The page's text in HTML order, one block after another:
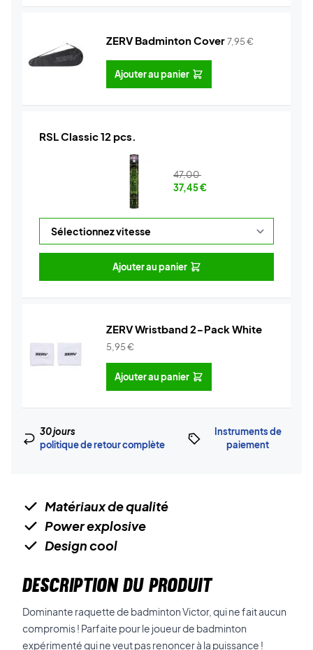
ZERV Badminton Cover7,95€
Ajouter au panier
RSL Classic 12 pcs.
47,00
37,45€
Ajouter au panier
ZERV Wristband 2-Pack White
5,95€
Ajouter au panier
30 jours
politique de retour complète
Instruments de
paiement
Matériaux de qualité
Power explosive
Design cool
DESCRIPTION DU PRODUIT
Dominante raquette de badminton Victor, qui ne fait aucun
compromis ! Parfaite pour le joueur de badminton
expérimenté qui ne veut pas renoncer à la puissance !